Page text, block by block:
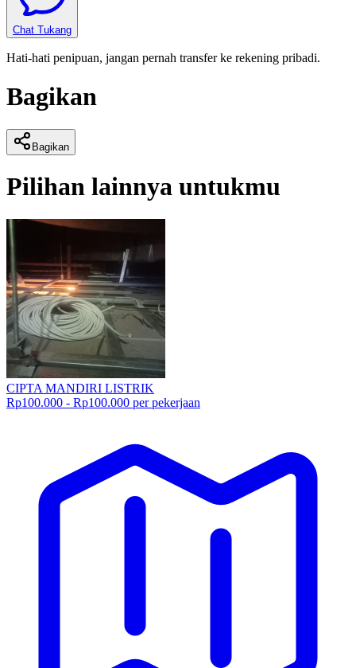
Chat Tukang
Hati-hati penipuan, jangan pernah transfer ke rekening pribadi.
Bagikan
Bagikan
Pilihan lainnya untukmu
CIPTA MANDIRI LISTRIK
Rp100.000 - Rp100.000 per pekerjaan